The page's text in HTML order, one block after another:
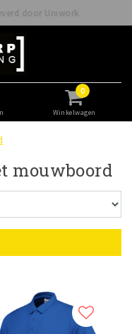
Betaal veilig
0
Winkelwagen
mouwboord